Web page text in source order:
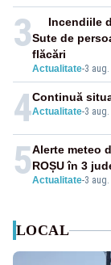
3
Actualitate-3
Incendiile
Sute de
flăcări
4Actualitate-3
Continuă
5Actualitate-3 aug.
Alerte meteo
ROȘU în 3
LOCAL